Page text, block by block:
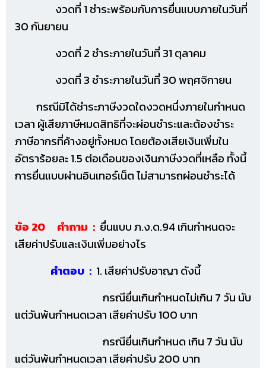
งวดที่ 1 ชำระพร้อมกับการยื่นแบบภายในวันที่
30 กันยายน
งวดที่ 2 ชำระภายในวันที่ 31 ตุลาคม
งวดที่ 3 ชำระภายในวันที่ 30 พฤศจิกายน
กรณีมิได้ชำระภาษีงวดใดงวดหนึ่งภายในกำหนด
เวลา ผู้เสียภาษีหมดสิทธิที่จะผ่อนชำระและต้องชำระ
ภาษีอากรที่ค้างอยู่ทั้งหมด โดยต้องเสียเงินเพิ่มใน
อัตราร้อยละ 1.5 ต่อเดือนของเงินภาษีงวดที่เหลือ ทั้งนี้
การยื่นแบบผ่านอินเทอร์เน็ต ไม่สามารถผ่อนชำระได้
ข้อ 20 คำถาม : ยื่นแบบ ภ.ง.ด.94 เกินกำหนดจะ
เสียค่าปรับและเงินเพิ่มอย่างไร
คำตอบ : 1. เสียค่าปรับอาญา ดังนี้
กรณียื่นเกินกำหนดไม่เกิน 7 วัน นับ
แต่วันพ้นกำหนดเวลา เสียค่าปรับ 100 บาท
กรณียื่นเกินกำหนด เกิน 7 วัน นับ
แต่วันพ้นกำหนดเวลา เสียค่าปรับ 200 บาท